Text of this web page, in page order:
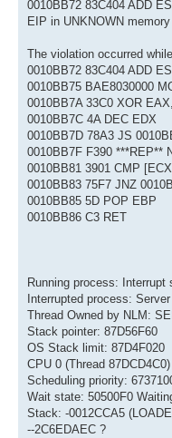
0010BB72 83C404 ADD
EIP in UNKNOWN
The violation occurred
0010BB72 83C404 ADD
0010BB75 BAE8030000
0010BB7A 33C0 XOR
0010BB7C 4A DEC EDX
0010BB7D 78A3 JS
0010BB7F F390 ***REP**
0010BB81 3901 CMP
0010BB83 75F7 JNZ
0010BB85 5D POP EBP
0010BB86 C3 RET
Running process:
Interrupted process:
Thread Owned by NLM:
Stack pointer: 87D56F60
OS Stack limit: 87D4F020
CPU 0 (Thread
Scheduling priority:
Wait state: 50500F0
Stack: -0012CCA5
--2C6EDAEC ?